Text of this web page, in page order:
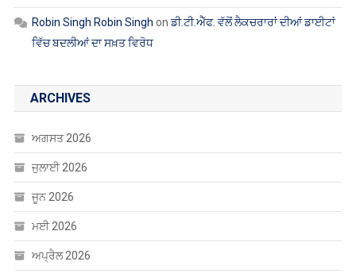
Robin Singh Robin Singh onਡੀ.ਟੀ.ਐੱਫ. ਵੱਲੋਂ ਲੈਕਚਰਾਰਾਂ ਦੀਆਂ ਡਾਈਟਾਂ
ਵਿੱਚ ਬਦਲੀਆਂ ਦਾ ਸਖ਼ਤ ਵਿਰੋਧ
ARCHIVES
ਅਗਸਤ 2026
ਜੁਲਾਈ 2026
ਜੂਨ 2026
ਮਈ 2026
ਅਪ੍ਰੈਲ 2026